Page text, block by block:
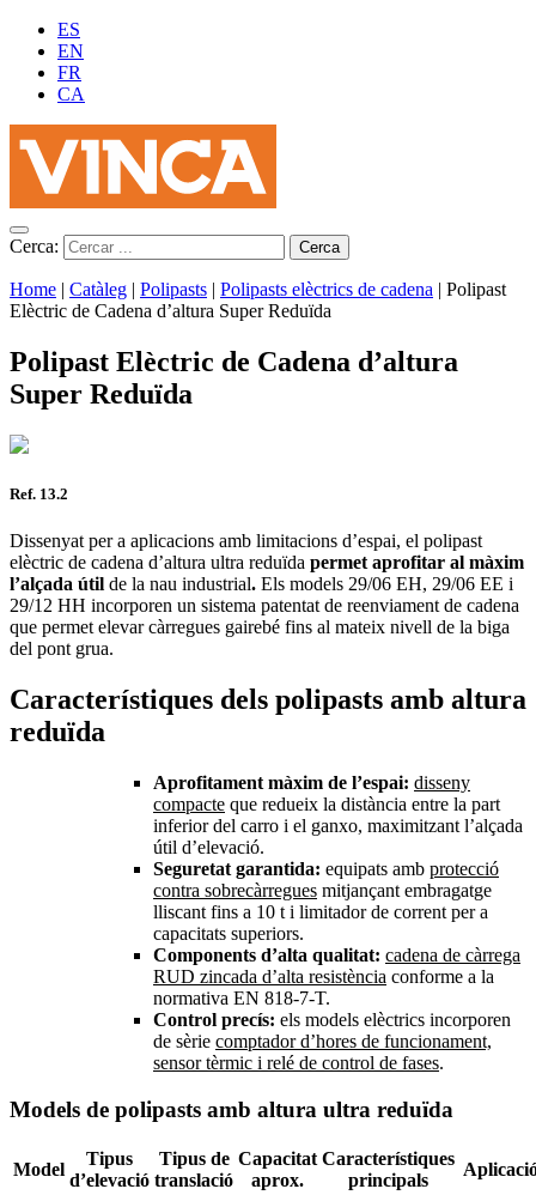
ES
EN
FR
CA
Cerca:
Home | Catàleg | Polipasts | Polipasts elèctrics de cadena | Polipast
Elèctric de Cadena d’altura Super Reduïda
Polipast Elèctric de Cadena d’altura
Super Reduïda
Ref. 13.2
Dissenyat per a aplicacions amb limitacions d’espai, el polipast
elèctric de cadena d’altura ultra reduïda permet aprofitar al màxim
l’alçada útil de la nau industrial. Els models 29/06 EH, 29/06 EE i
29/12 HH incorporen un sistema patentat de reenviament de cadena
que permet elevar càrregues gairebé fins al mateix nivell de la biga
del pont grua.
Característiques dels polipasts amb altura
reduïda
Aprofitament màxim de l’espai: disseny
compacte que redueix la distància entre la part
inferior del carro i el ganxo, maximitzant l’alçada
útil d’elevació.
Seguretat garantida: equipats amb protecció
contra sobrecàrregues mitjançant embragatge
lliscant fins a 10 t i limitador de corrent per a
capacitats superiors.
Components d’alta qualitat: cadena de càrrega
RUD zincada d’alta resistència conforme a la
normativa EN 818-7-T.
Control precís: els models elèctrics incorporen
de sèrie comptador d’hores de funcionament,
sensor tèrmic i relé de control de fases.
Models de polipasts amb altura ultra reduïda
Model
Tipus
d’elevació
Tipus de
translació
Capacitat
aprox.
Característiques
principals